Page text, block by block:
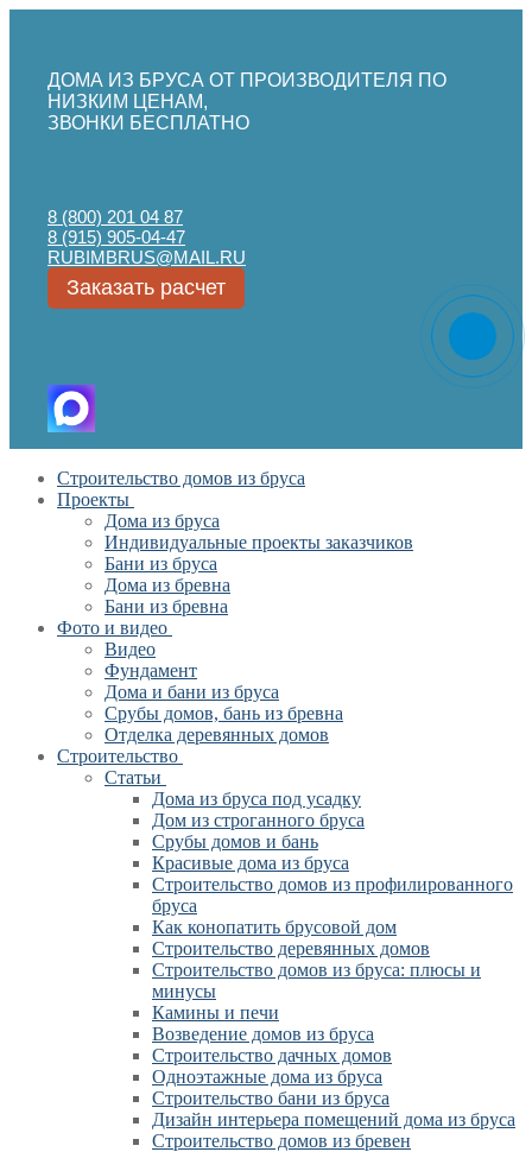
ДОМА ИЗ БРУСА ОТ ПРОИЗВОДИТЕЛЯ ПО
НИЗКИМ ЦЕНАМ,
ЗВОНКИ БЕСПЛАТНО
8 (800) 201 04 87
8 (915) 905-04-47
RUBIMBRUS@MAIL.RU
Заказать расчет
Перейти
содержимому
Меню
ЗакрытьСтроительство домов из бруса
Проекты
Дома из бруса
Индивидуальные проекты заказчиков
Бани из бруса
Дома из бревна
Бани из бревна
Фото и видео
Видео
Фундамент
Дома и бани из бруса
Срубы домов, бань из бревна
Отделка деревянных домов
Строительство
Статьи
Дома из бруса под усадку
Дом из строганного бруса
Срубы домов и бань
Красивые дома из бруса
Строительство домов из профилированного
бруса
Как конопатить брусовой дом
Строительство деревянных домов
Строительство домов из бруса: плюсы и
минусы
Камины и печи
Возведение домов из бруса
Cтроительство дачных домов
Одноэтажные дома из бруса
Строительство бани из бруса
Дизайн интерьера помещений дома из бруса
Строительство домов из бревен